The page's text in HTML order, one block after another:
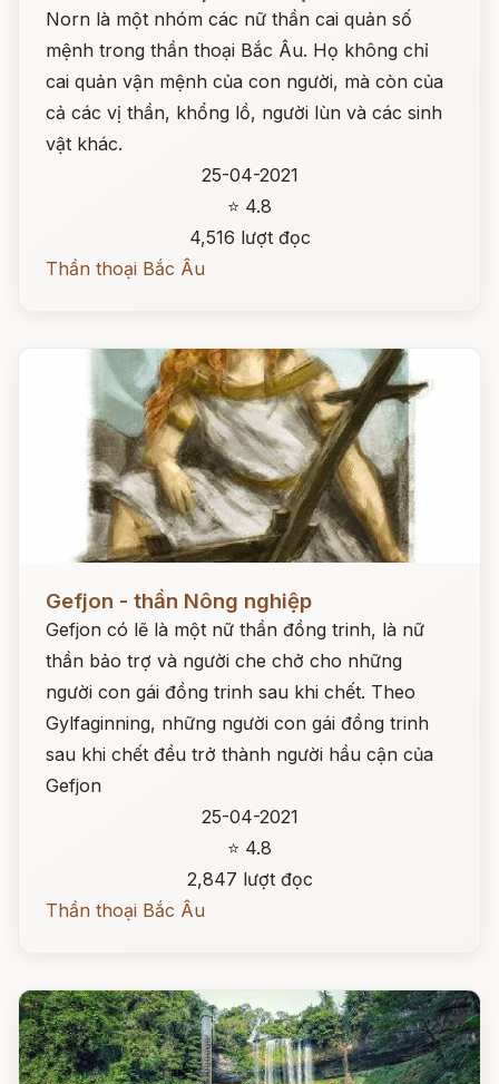
Norn là một nhóm các nữ thần cai quản số
mệnh trong thần thoại Bắc Âu. Họ không chỉ
cai quản vận mệnh của con người, mà còn của
cả các vị thần, khổng lồ, người lùn và các sinh
vật khác.
25-04-2021
⭐ 4.8
4,516 lượt đọc
Thần thoại Bắc Âu
Gefjon - thần Nông nghiệp
Gefjon có lẽ là một nữ thần đồng trinh, là nữ
thần bảo trợ và người che chở cho những
người con gái đồng trinh sau khi chết. Theo
Gylfaginning, những người con gái đồng trinh
sau khi chết đều trở thành người hầu cận của
Gefjon
25-04-2021
⭐ 4.8
2,847 lượt đọc
Thần thoại Bắc Âu